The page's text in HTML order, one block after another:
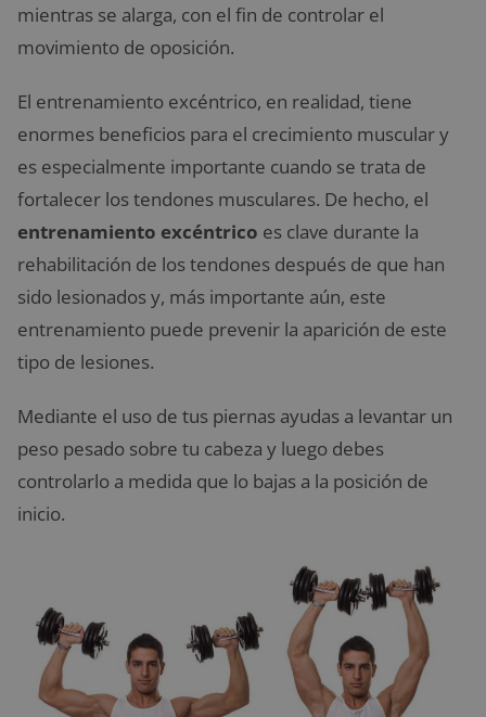
mientras se alarga, con el fin de controlar el
movimiento de oposición.
El entrenamiento excéntrico, en realidad, tiene
enormes beneficios para el crecimiento muscular y
es especialmente importante cuando se trata de
fortalecer los tendones musculares. De hecho, el
entrenamiento excéntrico es clave durante la
rehabilitación de los tendones después de que han
sido lesionados y, más importante aún, este
entrenamiento puede prevenir la aparición de este
tipo de lesiones.
Mediante el uso de tus piernas ayudas a levantar un
peso pesado sobre tu cabeza y luego debes
controlarlo a medida que lo bajas a la posición de
inicio.